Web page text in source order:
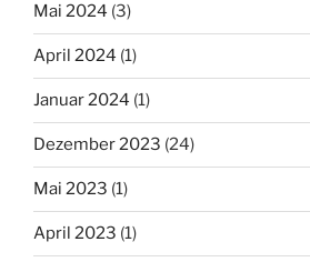
Mai 2024 (3)
April 2024 (1)
Januar 2024 (1)
Dezember 2023 (24)
Mai 2023 (1)
April 2023 (1)